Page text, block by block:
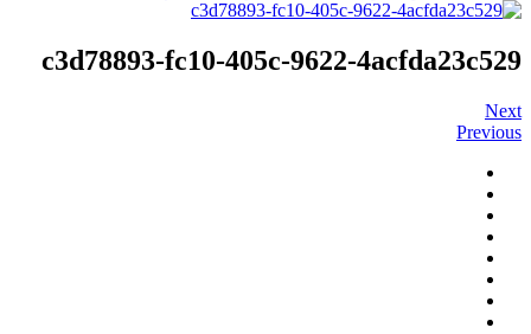
c3d78893-fc10-405c-9622-4acfda23c529
Next
Previous